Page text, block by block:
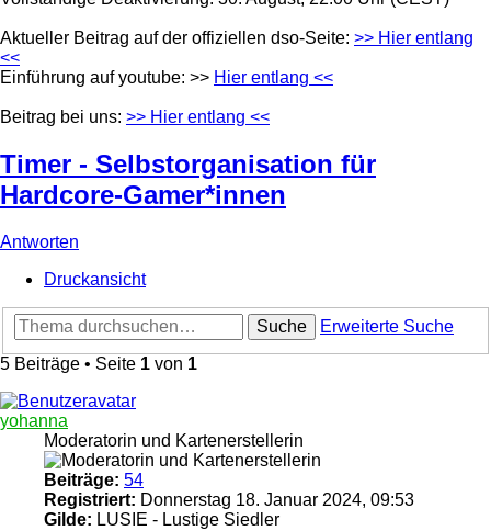
Aktueller Beitrag auf der offiziellen dso-Seite: >> Hier entlang
<<
Einführung auf youtube: >> Hier entlang <<
Beitrag bei uns: >> Hier entlang <<
Timer - Selbstorganisation für
Hardcore-Gamer*innen
Antworten
Druckansicht
Suche
Erweiterte Suche
5 Beiträge • Seite 1 von 1
yohanna
Moderatorin und Kartenerstellerin
Beiträge: 54
Registriert: Donnerstag 18. Januar 2024, 09:53
Gilde: LUSIE - Lustige Siedler